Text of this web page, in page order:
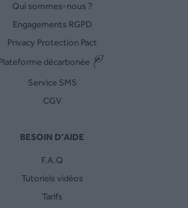
Qui sommes-nous ?
Engagements RGPD
Privacy Protection Pact
décarbonée
Service SMS
CGV
BESOIN D’AIDE
F.A.Q
Tutoriels vidéos
Tarifs